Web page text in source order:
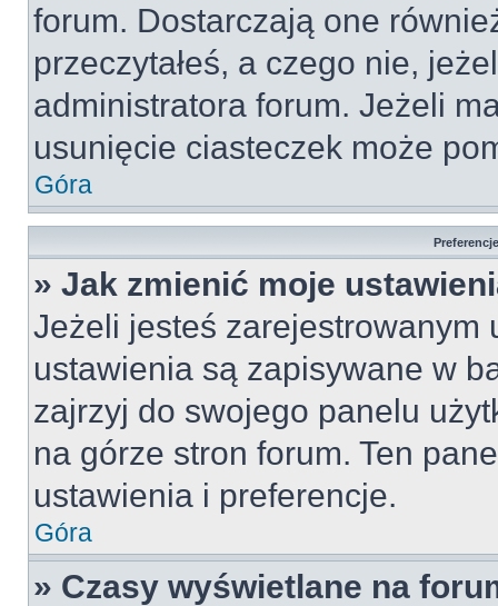
forum. Dostarczają one
przeczytałeś, a czego nie,
administratora forum. Jeżeli
usunięcie ciasteczek może
Góra
» Jak zmienić moje
Jeżeli jesteś zarejestrowanym
ustawienia są zapisywane w
zajrzyj do swojego panelu
na górze stron forum. Ten
ustawienia i preferencje.
Góra
» Czasy wyświetlane na